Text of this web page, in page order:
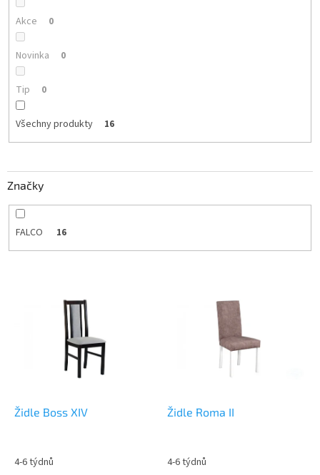
Akce 0
Novinka 0
Tip 0
Všechny produkty 16
Značky
FALCO 16
Židle Boss XIV
4-6 týdnů
Židle Roma II
4-6 týdnů